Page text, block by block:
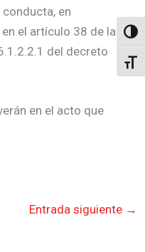
en
el artículo 38 de la ley
del decreto
en el acto que
Entrada siguiente →